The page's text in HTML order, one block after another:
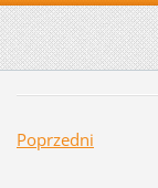
Poprzedni